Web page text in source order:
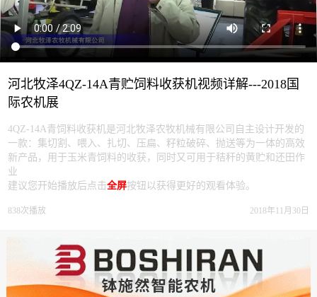
河北牧泽4QZ-14A青贮饲料收获机视频详解---2018国
际农机展
4QZ-14A青饲料收获机是河北牧泽农牧机械有限公司自主设计开发的
一款：集切割、喂入、扎切、压扁、籽粒破碎、抛送等为一体的高效
新产品，用于玉米青饲料的收获，同时又可用于秸秆的黄贮和还田作
业
建议您开始播放后点击全屏按钮以获得更好的观看体验。
838次播放 2018年11月30日